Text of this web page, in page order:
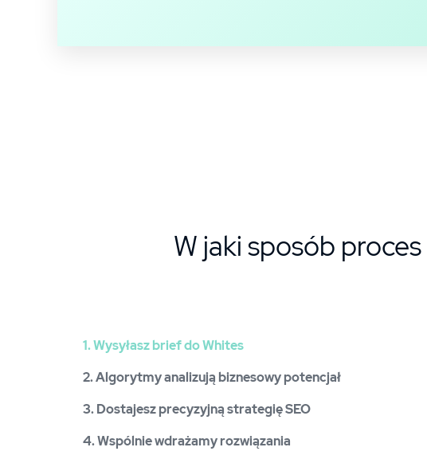
W jaki sposób proces
1. Wysyłasz brief do Whites
2. Algorytmy analizują biznesowy potencjał
3. Dostajesz precyzyjną strategię SEO
4. Wspólnie wdrażamy rozwiązania